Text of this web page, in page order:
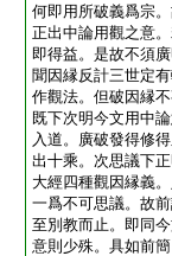
何即用所破義爲宗
正出中論用觀之意
即得益。是故不須
聞因縁反計三世定
作觀法。但破因縁
既下次明今文用中
入道。廣破發得修
出十乘。次思議下
大經四種觀因縁義
一爲不可思議。故
至別教而止。即同
意則少殊。具如前